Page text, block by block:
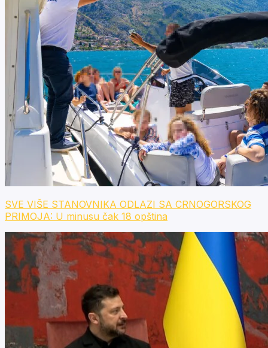
SVE VIŠE STANOVNIKA ODLAZI SA CRNOGORSKOG
PRIMOJA: U minusu čak 18 opština